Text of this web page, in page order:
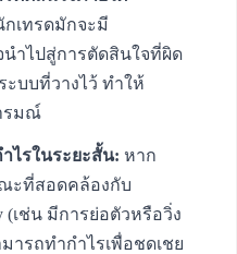
เทรดมักจะมี
นำไปสู่การตัดสินใจที่ผิด
บบที่วางไว้ ทำให้
รมณ์
ไรในระยะสั้น: หาก
ะที่สอดคล้องกับ
(เช่น มีการย่อตัวหรือวิ่ง
ารถทำกำไรเพื่อชดเชย